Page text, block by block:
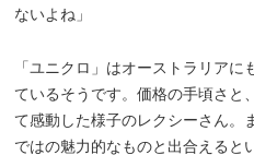
ないよね」
「ユニクロ」はオーストラリア
ているそうです。価格の手頃さと
て感動した様子のレクシーさん。
ではの魅力的なものと出合えると